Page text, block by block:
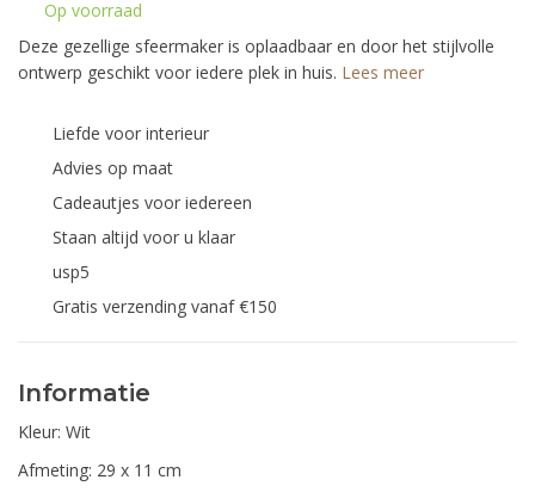
Op voorraad
Deze gezellige sfeermaker is oplaadbaar en door het stijlvolle
ontwerp geschikt voor iedere plek in huis. Lees meer
Liefde voor interieur
Advies op maat
Cadeautjes voor iedereen
Staan altijd voor u klaar
usp5
Gratis verzending vanaf €150
Informatie
Kleur: Wit
Afmeting: 29 x 11 cm